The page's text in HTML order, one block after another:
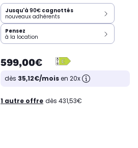
Jusqu'à 90€ cagnottés
nouveaux adhérents
Pensez
à la location
599,00€
dès 35,12€/moisen 20x
1 autre offre dès 431,53€